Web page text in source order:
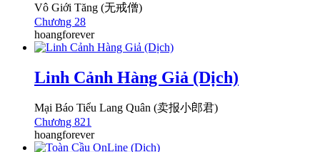
Vô Giới Tăng (无戒僧)
Chương 28
hoangforever
Linh Cảnh Hàng Giả (Dịch)
Mại Báo Tiểu Lang Quân (卖报小郎君)
Chương 821
hoangforever